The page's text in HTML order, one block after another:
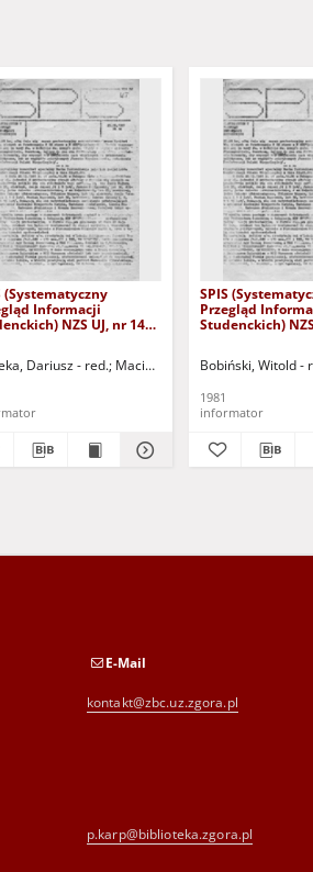
Kazimierz - red. Bobiński, Witold - red.
Jachimczak, Violeta - red. Dąbrowa, Kazimierz -
(Systematyczny
Informacji
NZS UJ, nr 14
Dariusz - red. Maciąg, Rafał - red.
SPIS
Przegląd
Studenckich)
Bobiński, Witold -
1981
informator
E-Mail
kontakt@zbc.uz.zgora.pl
p.karp@biblioteka.zgora.pl